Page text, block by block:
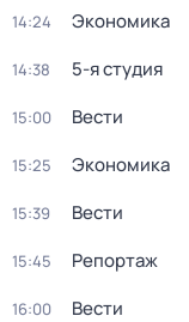
14:24 Экономика
14:38 5-я студия
15:00 Вести
15:25 Экономика
15:39 Вести
15:45 Репортаж
16:00 Вести